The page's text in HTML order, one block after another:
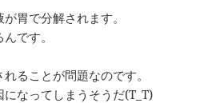
胃で分解されます。
です。
ることが問題なのです。
なってしまうそうだ(T_T)